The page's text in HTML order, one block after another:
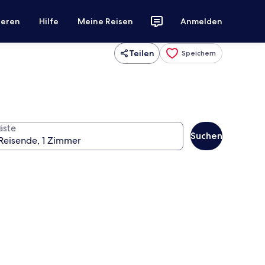
Hilfe Meine Reisen Anmelden
Teilen Speichern
Suchen